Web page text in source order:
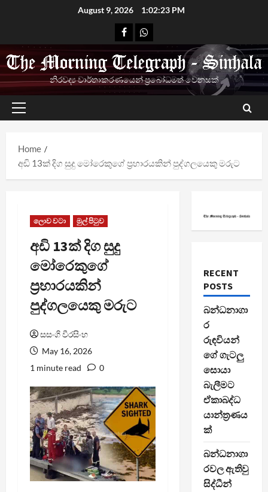
August 9, 2026 1:02:24 PM
FacebookWhatsapp
නිරවද්‍ය වාර්තාකරණයෙන් ප්‍රබෝධමත් වෙනසක්
Primary
Home
අඩි 13ක් දිග සුදු මෝරෙකුගේ ප්‍රහාරයකින් පුද්ගලයෙකු මරුට
ලොව වටා මුල් පිටුව
අඩි 13ක් දිග සුදු
මෝරෙකුගේ
ප්‍රහාරයකින්
පුද්ගලයෙකු මරුට
සසංගි වීරසිංහ
May 16, 2026
1 minute read
0
RECENT
POSTS
බන්ධනාගා
ර
රුඳවියන්
ගේ ගැටලු
සොයා
බැලීමට
ඒකාබද්ධ
යාන්ත්‍රණය
ක්
බන්ධනාගා
රවල ඇතිවු
සිද්ධීන්